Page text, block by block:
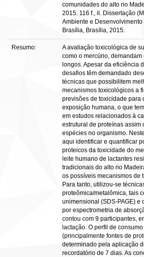
comunidades do alto rio
2015. 116 f., il. Dissertação
Ambiente e
Brasília, Brasília, 2015.
Resumo:
A avaliação toxicológica de
como o mercúrio,
longos. Apesar da eficiência
desafios têm demandado
técnicas que possibilitem
mecanismos toxicológicos a
previsões de toxicidade para
exposição humana, o que
em estudos relacionados à
estrutural de proteínas assim
espécies no organismo.
aqui identificar e quantificar
proteicos da toxicidade do
leite humano de lactantes
tradicionais do alto rio
os possíveis mecanismos de
Para tanto, utilizou-se
proteômica/metalômica, tais
unimensional (SDS-PAGE) e
por espectrometria de
contou com 9 participantes,
lactação. O perfil de
(principalmente fontes de
determinado pela aplicação
recordatório de 7 dias. As